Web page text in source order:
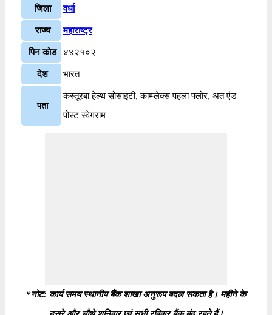
जिला वर्धा
राज्य महाराष्ट्र
पिन कोड ४४२१०२
देश भारत
पता
कस्तूरबा हेल्थ सोसाइटी, काम्प्लेक्स पहला फ्लोर, अत एंड
पोस्ट स्वेगराम
*नोट: कार्य समय स्थानीय बैंक शाखा अनुरूप बदल सकता है। महीने के